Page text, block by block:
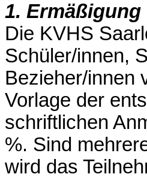
1. Ermäßigung
Die KVHS
Schüler/innen,
Bezieher/innen
Vorlage der
schriftlichen
%. Sind
wird das